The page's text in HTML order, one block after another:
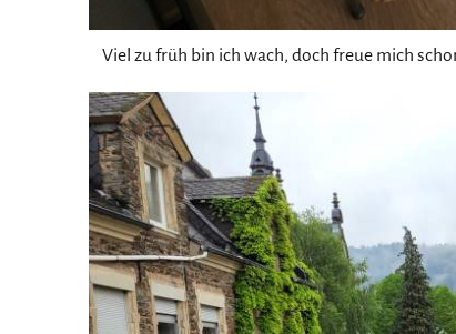
Viel zu früh bin ich wach, doch freue mich